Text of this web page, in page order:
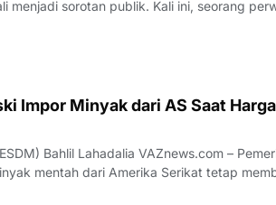
menjadi sorotan publik. Kali ini, seorang
Narkoba di Polres Toraja Utara,
Impor Minyak dari AS Saat Harga
VAZnews.com – Pemerintah
mentah dari Amerika Serikat tetap
minyak dunia mengalami kenaikan. Menteri